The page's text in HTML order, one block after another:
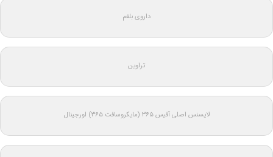
داروی بلغم
تراوین
لایسنس اصلی آفیس ۳۶۵ (مایکروسافت ۳۶۵) اورجینال